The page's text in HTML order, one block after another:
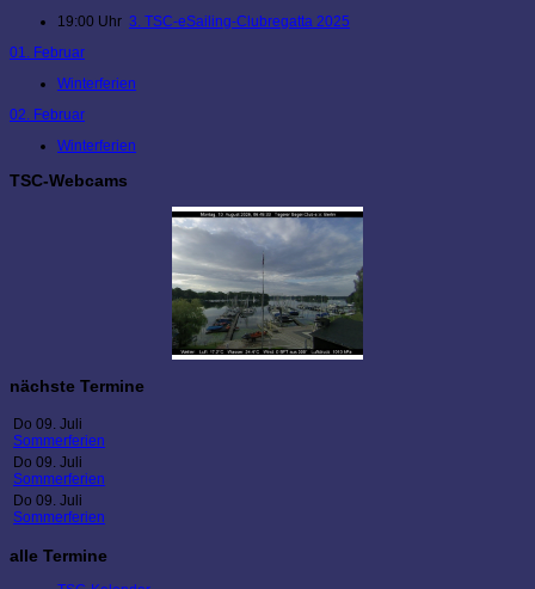
19:00 Uhr 3. TSC-eSailing-Clubregatta 2025
01. Februar
Winterferien
02. Februar
Winterferien
TSC-Webcams
nächste Termine
Do 09. Juli
Sommerferien
Do 09. Juli
Sommerferien
Do 09. Juli
Sommerferien
alle Termine